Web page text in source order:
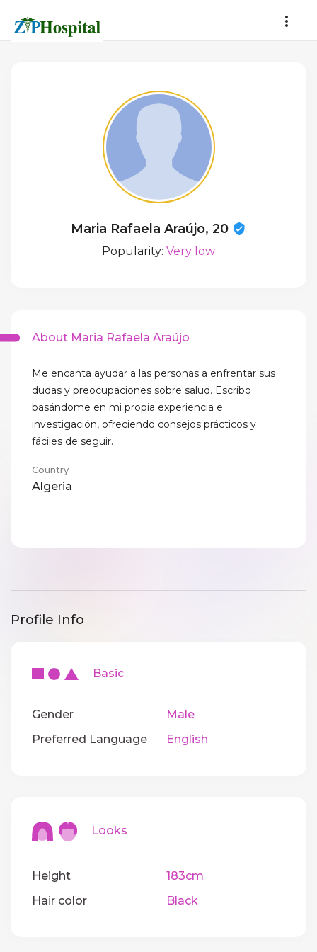
Maria Rafaela Araújo, 20
Popularity: Very low
About Maria Rafaela Araújo
Me encanta ayudar a las personas a enfrentar sus
dudas y preocupaciones sobre salud. Escribo
basándome en mi propia experiencia e
investigación, ofreciendo consejos prácticos y
fáciles de seguir.
Country
Algeria
Profile Info
Basic
Gender
Male
Preferred Language
English
Looks
Height
183cm
Hair color
Black